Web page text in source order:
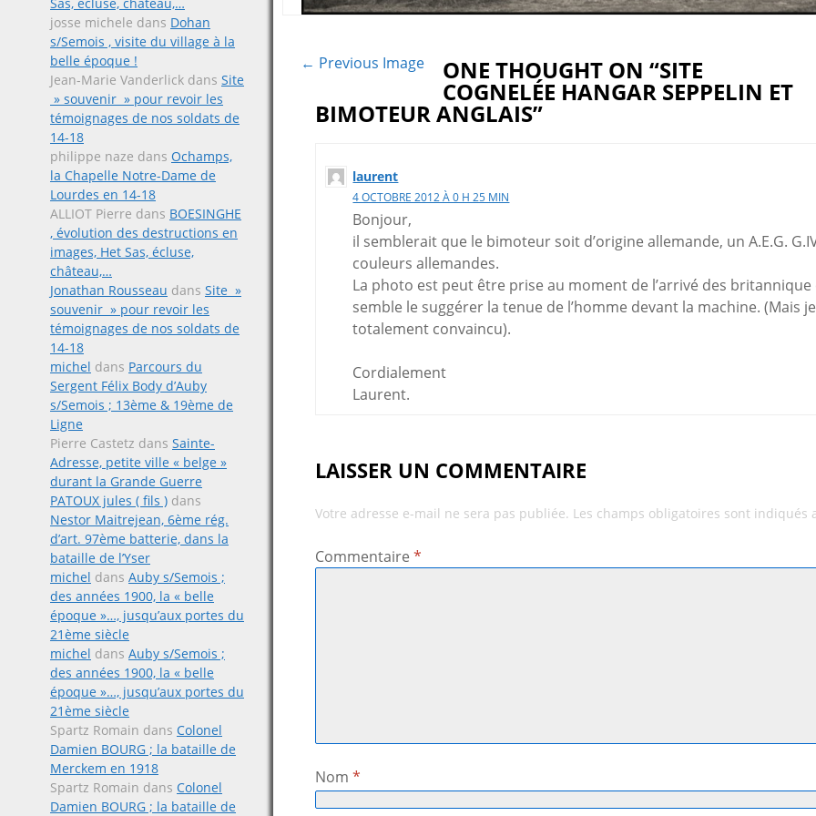
josse michele dans Dohan
s/Semois , visite du village à la
belle époque !
Jean-Marie Vanderlick dans Site
» souvenir » pour revoir les
témoignages de nos soldats de
14-18
philippe naze dans Ochamps,
la Chapelle Notre-Dame de
Lourdes en 14-18
ALLIOT Pierre dans BOESINGHE
, évolution des destructions en
images, Het Sas, écluse,
château,…
Jonathan Rousseau dans Site »
souvenir » pour revoir les
témoignages de nos soldats de
14-18
michel dans Parcours du
Sergent Félix Body d’Auby
s/Semois ; 13ème & 19ème de
Ligne
Pierre Castetz dans Sainte-
Adresse, petite ville « belge »
durant la Grande Guerre
PATOUX jules ( fils ) dans
Nestor Maitrejean, 6ème rég.
d’art. 97ème batterie, dans la
bataille de l’Yser
michel dans Auby s/Semois ;
des années 1900, la « belle
époque »…, jusqu’aux portes du
21ème siècle
michel dans Auby s/Semois ;
des années 1900, la « belle
époque »…, jusqu’aux portes du
21ème siècle
Spartz Romain dans Colonel
Damien BOURG ; la bataille de
Merckem en 1918
Spartz Romain dans Colonel
Damien BOURG ; la bataille de
← Previous Image ONE THOUGHT ON “SITE
COGNELÉE HANGAR SEPPELIN ET
BIMOTEUR ANGLAIS”
laurent
4 OCTOBRE 2012 À 0 H 25 MIN
Bonjour,
il semblerait que le bimoteur soit d’origine allemande, un A.E.G.
couleurs allemandes.
La photo est peut être prise au moment de l’arrivé des britannique
semble le suggérer la tenue de l’homme devant la machine. (Mais
totalement convaincu).
Cordialement
Laurent.
LAISSER UN COMMENTAIRE
Votre adresse e-mail ne sera pas publiée. Les champs obligatoires sont indiqués
Commentaire*
Nom*